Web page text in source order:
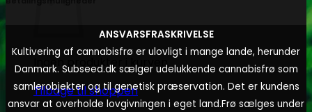
Ingen produkter i kurven.
Tilbage til shoppen
ANSVARSFRASKRIVELSE
Kultivering af cannabisfrø er ulovligt i mange lande, herunder
Danmark. Subseed.dk sælger udelukkende cannabisfrø som
samlerobjekter og til genetisk præservation. Det er kundens
ansvar at overholde lovgivningen i eget land.Frø sælges under